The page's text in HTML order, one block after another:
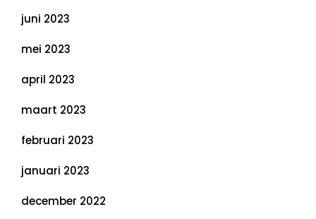
juni 2023
mei 2023
april 2023
maart 2023
februari 2023
januari 2023
december 2022